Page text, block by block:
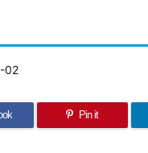
02
Pin it